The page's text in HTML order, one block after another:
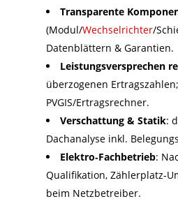
Transparente
(Modul/Wechselrichter/
Datenblättern & Garantien.
Leistungsversprechen
überzogenen
PVGIS/Ertragsrechner.
Verschattung & Statik:
Dachanalyse inkl.
Elektro‑Fachbetrieb:
Qualifikation,
beim Netzbetreiber.